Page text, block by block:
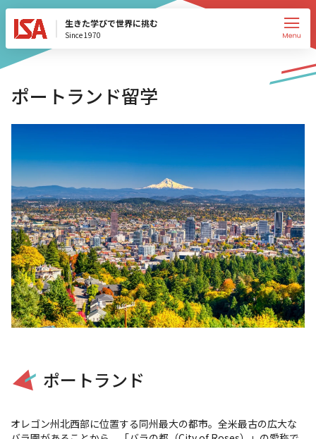
生きた学びで世界に挑む
Since 1970
ポートランド留学
ポートランド
オレゴン州北西部に位置する同州最大の都市。全米最古の広大な